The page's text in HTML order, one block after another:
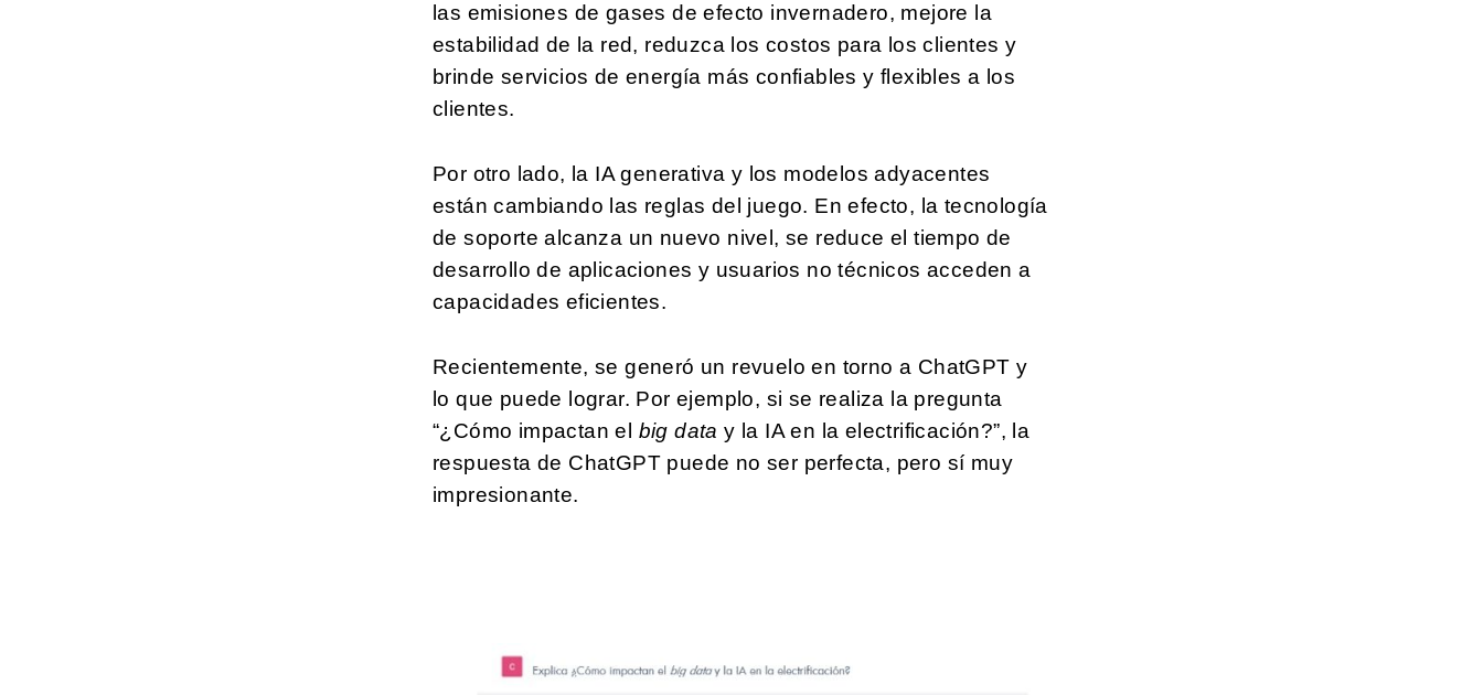
las emisiones de gases de efecto invernadero, mejore la
estabilidad de la red, reduzca los costos para los clientes y
brinde servicios de energía más confiables y flexibles a los
clientes.
Por otro lado, la IA generativa y los modelos adyacentes
están cambiando las reglas del juego. En efecto, la tecnología
de soporte alcanza un nuevo nivel, se reduce el tiempo de
desarrollo de aplicaciones y usuarios no técnicos acceden a
capacidades eficientes.
Recientemente, se generó un revuelo en torno a ChatGPT y
lo que puede lograr. Por ejemplo, si se realiza la pregunta
“¿Cómo impactan el big data y la IA en la electrificación?”, la
respuesta de ChatGPT puede no ser perfecta, pero sí muy
impresionante.